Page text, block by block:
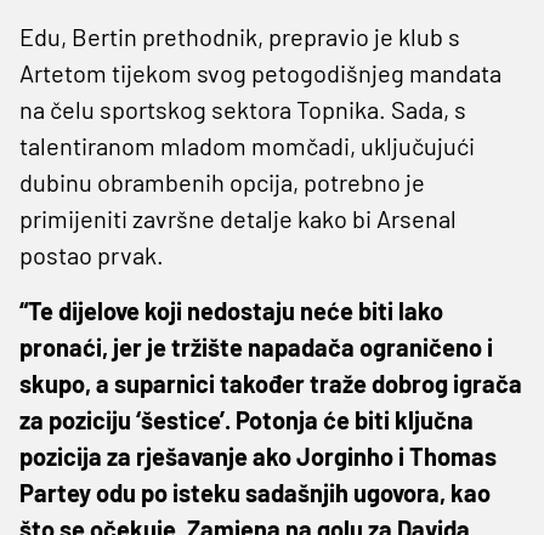
Edu, Bertin prethodnik, prepravio je klub s
Artetom tijekom svog petogodišnjeg mandata
na čelu sportskog sektora Topnika. Sada, s
talentiranom mladom momčadi, uključujući
dubinu obrambenih opcija, potrebno je
primijeniti završne detalje kako bi Arsenal
postao prvak.
“Te dijelove koji nedostaju neće biti lako
pronaći, jer je tržište napadača ograničeno i
skupo, a suparnici također traže dobrog igrača
za poziciju ‘šestice’. Potonja će biti ključna
pozicija za rješavanje ako Jorginho i Thomas
Partey odu po isteku sadašnjih ugovora, kao
što se očekuje. Zamjena na golu za Davida